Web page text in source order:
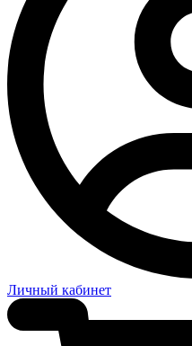
Личный кабинет